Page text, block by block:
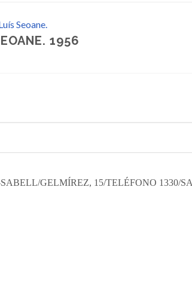
Seoane.
1956
GELMÍREZ, 15/TELÉFONO 1330/